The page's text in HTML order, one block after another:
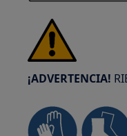
¡ADVERTENCIA!